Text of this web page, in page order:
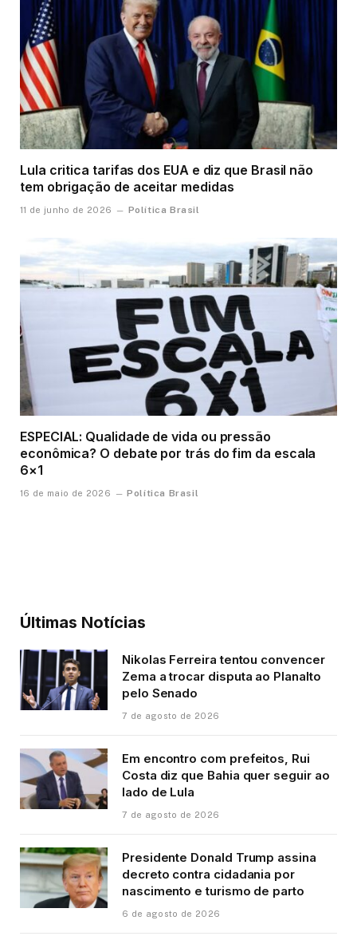
Lula critica tarifas dos EUA e diz que Brasil não
tem obrigação de aceitar medidas
11 de junho de 2026 Política Brasil
ESPECIAL: Qualidade de vida ou pressão
econômica? O debate por trás do fim da escala
6×1
16 de maio de 2026 Política Brasil
Últimas Notícias
Nikolas Ferreira tentou convencer
Zema a trocar disputa ao Planalto
pelo Senado
7 de agosto de 2026
Em encontro com prefeitos, Rui
Costa diz que Bahia quer seguir ao
lado de Lula
7 de agosto de 2026
Presidente Donald Trump assina
decreto contra cidadania por
nascimento e turismo de parto
6 de agosto de 2026